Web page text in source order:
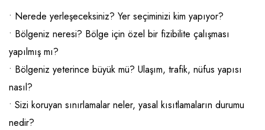
Ev Hizmetleri
Sağlık Güzellik
Turizm - Eğlence
Market FMGC - Katlı Mağaza
Mobilya ve Ev Tekstili
Oyuncak ve Hediyelik
Takı
Yapı Malzemesi - Hırdavat
Gayrimenkul
Gıda ve Sarf Malzemeleri
Güvenlik - Temizlik
Giyim - Aksesuar
Hukuk - Marka - Patent ve Tercüme
• Nerede yerleşeceksiniz? Yer seçiminizi kim yapıyor?
• Bölgeniz neresi? Bölge için özel bir fizibilite çalışması
yapılmış mı?
• Bölgeniz yeterince büyük mü? Ulaşım, trafik, nüfus yapısı
nasıl?
• Sizi koruyan sınırlamalar neler, yasal kısıtlamaların durumu
nedir?